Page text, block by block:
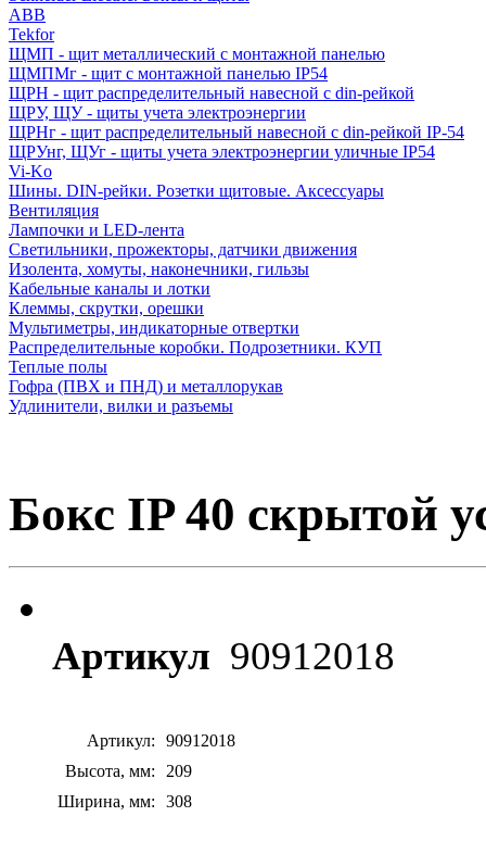
ABB
Tekfor
ЩМП - щит металлический с монтажной панелью
ЩМПМг - щит с монтажной панелью IP54
ЩРН - щит распределительный навесной с din-рейкой
ЩРУ, ЩУ - щиты учета электроэнергии
ЩРНг - щит распределительный навесной с din-рейкой IP-54
ЩРУнг, ЩУг - щиты учета электроэнергии уличные IP54
Vi-Ko
Шины. DIN-рейки. Розетки щитовые. Аксессуары
Вентиляция
Лампочки и LED-лента
Светильники, прожекторы, датчики движения
Изолента, хомуты, наконечники, гильзы
Кабельные каналы и лотки
Клеммы, скрутки, орешки
Мультиметры, индикаторные отвертки
Распределительные коробки. Подрозетники. КУП
Теплые полы
Гофра (ПВХ и ПНД) и металлорукав
Удлинители, вилки и разъемы
Бокс IP 40 скрытой
Артикул 90912018
Артикул:
90912018
Высота, мм:
209
Ширина, мм:
308